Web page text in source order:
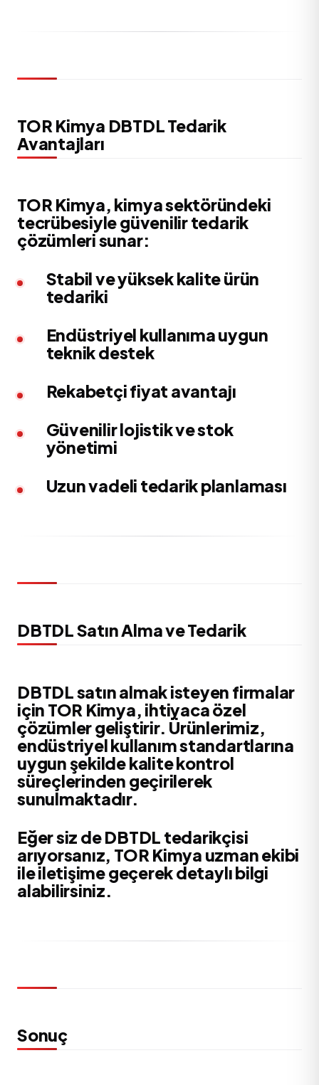
TOR Kimya DBTDL Tedarik
Avantajları
TOR Kimya, kimya sektöründeki
tecrübesiyle güvenilir tedarik
çözümleri sunar:
Stabil ve yüksek kalite ürün
tedariki
Endüstriyel kullanıma uygun
teknik destek
Rekabetçi fiyat avantajı
Güvenilir lojistik ve stok
yönetimi
Uzun vadeli tedarik planlaması
DBTDL Satın Alma ve Tedarik
DBTDL satın almak isteyen firmalar
için TOR Kimya, ihtiyaca özel
çözümler geliştirir. Ürünlerimiz,
endüstriyel kullanım standartlarına
uygun şekilde kalite kontrol
süreçlerinden geçirilerek
sunulmaktadır.
Eğer siz de DBTDL tedarikçisi
arıyorsanız, TOR Kimya uzman ekibi
ile iletişime geçerek detaylı bilgi
alabilirsiniz.
Sonuç